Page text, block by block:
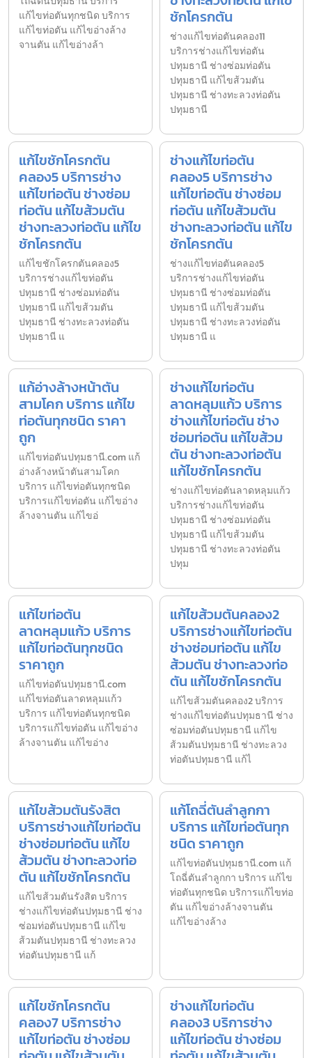
แก้ไขท่อตันทุกชนิด บริการ
แก้ไขท่อตัน แก้ไขอ่างล้าง
จานตัน แก้ไขอ่างล้า
ชักโครกตัน
ช่างแก้ไขท่อตันคลอง11
บริการช่างแก้ไขท่อตัน
ปทุมธานี ช่างซ่อมท่อตัน
ปทุมธานี แก้ไขส้วมตัน
ปทุมธานี ช่างทะลวงท่อตัน
ปทุมธานี
แก้ไขชักโครกตัน
คลอง5 บริการช่าง
แก้ไขท่อตัน ช่างซ่อม
ท่อตัน แก้ไขส้วมตัน
ช่างทะลวงท่อตัน แก้ไข
ชักโครกตัน
แก้ไขชักโครกตันคลอง5
บริการช่างแก้ไขท่อตัน
ปทุมธานี ช่างซ่อมท่อตัน
ปทุมธานี แก้ไขส้วมตัน
ปทุมธานี ช่างทะลวงท่อตัน
ปทุมธานี แ
ช่างแก้ไขท่อตัน
คลอง5 บริการช่าง
แก้ไขท่อตัน ช่างซ่อม
ท่อตัน แก้ไขส้วมตัน
ช่างทะลวงท่อตัน แก้ไข
ชักโครกตัน
ช่างแก้ไขท่อตันคลอง5
บริการช่างแก้ไขท่อตัน
ปทุมธานี ช่างซ่อมท่อตัน
ปทุมธานี แก้ไขส้วมตัน
ปทุมธานี ช่างทะลวงท่อตัน
ปทุมธานี แ
แก้อ่างล้างหน้าตัน
สามโคก บริการ แก้ไข
ท่อตันทุกชนิด ราคา
ถูก
แก้ไขท่อตันปทุมธานี.com แก้
อ่างล้างหน้าตันสามโคก
บริการ แก้ไขท่อตันทุกชนิด
บริการแก้ไขท่อตัน แก้ไขอ่าง
ล้างจานตัน แก้ไขอ่
ช่างแก้ไขท่อตัน
ลาดหลุมแก้ว บริการ
ช่างแก้ไขท่อตัน ช่าง
ซ่อมท่อตัน แก้ไขส้วม
ตัน ช่างทะลวงท่อตัน
แก้ไขชักโครกตัน
ช่างแก้ไขท่อตันลาดหลุมแก้ว
บริการช่างแก้ไขท่อตัน
ปทุมธานี ช่างซ่อมท่อตัน
ปทุมธานี แก้ไขส้วมตัน
ปทุมธานี ช่างทะลวงท่อตัน
ปทุม
แก้ไขท่อตัน
ลาดหลุมแก้ว บริการ
แก้ไขท่อตันทุกชนิด
ราคาถูก
แก้ไขท่อตันปทุมธานี.com
แก้ไขท่อตันลาดหลุมแก้ว
บริการ แก้ไขท่อตันทุกชนิด
บริการแก้ไขท่อตัน แก้ไขอ่าง
ล้างจานตัน แก้ไขอ่าง
แก้ไขส้วมตันคลอง2
บริการช่างแก้ไขท่อตัน
ช่างซ่อมท่อตัน แก้ไข
ส้วมตัน ช่างทะลวงท่อ
ตัน แก้ไขชักโครกตัน
แก้ไขส้วมตันคลอง2 บริการ
ช่างแก้ไขท่อตันปทุมธานี ช่าง
ซ่อมท่อตันปทุมธานี แก้ไข
ส้วมตันปทุมธานี ช่างทะลวง
ท่อตันปทุมธานี แก้ไ
แก้ไขส้วมตันรังสิต
บริการช่างแก้ไขท่อตัน
ช่างซ่อมท่อตัน แก้ไข
ส้วมตัน ช่างทะลวงท่อ
ตัน แก้ไขชักโครกตัน
แก้ไขส้วมตันรังสิต บริการ
ช่างแก้ไขท่อตันปทุมธานี ช่าง
ซ่อมท่อตันปทุมธานี แก้ไข
ส้วมตันปทุมธานี ช่างทะลวง
ท่อตันปทุมธานี แก้
แก้โถฉี่ตันลำลูกกา
บริการ แก้ไขท่อตันทุก
ชนิด ราคาถูก
แก้ไขท่อตันปทุมธานี.com แก้
โถฉี่ตันลำลูกกา บริการ แก้ไข
ท่อตันทุกชนิด บริการแก้ไขท่อ
ตัน แก้ไขอ่างล้างจานตัน
แก้ไขอ่างล้าง
แก้ไขชักโครกตัน
คลอง7 บริการช่าง
แก้ไขท่อตัน ช่างซ่อม
ช่างแก้ไขท่อตัน
คลอง3 บริการช่าง
แก้ไขท่อตัน ช่างซ่อม